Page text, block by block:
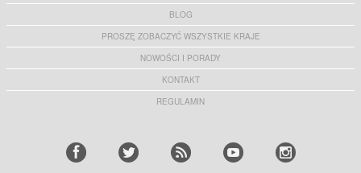
BLOG
PROSZĘ ZOBACZYĆ WSZYSTKIE KRAJE
NOWOŚCI I PORADY
KONTAKT
REGULAMIN